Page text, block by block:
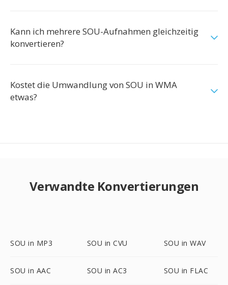
Kann ich mehrere SOU-Aufnahmen gleichzeitig
konvertieren?
Kostet die Umwandlung von SOU in WMA
etwas?
Verwandte Konvertierungen
SOU in MP3 SOU in CVU SOU in WAV
SOU in AAC SOU in AC3 SOU in FLAC